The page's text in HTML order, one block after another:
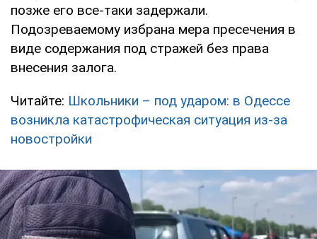
позже его все-таки задержали.
Подозреваемому избрана мера пресечения в
виде содержания под стражей без права
внесения залога.
Читайте: Школьники – под ударом: в Одессе
возникла катастрофическая ситуация из-за
новостройки